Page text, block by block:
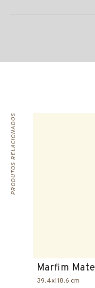
PRODUTOS RELACIONADOS
Marfim Mate
39.4x118.6 cm